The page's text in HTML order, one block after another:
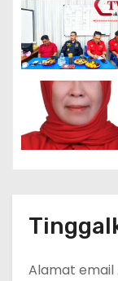
Alamat email